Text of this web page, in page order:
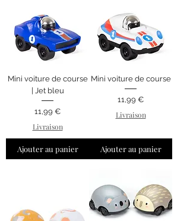
Mini voiture de course
| Jet bleu
Prix
11,99 €
Livraison
Ajouter au panier
Mini voiture de course
Prix
11,99 €
Livraison
Ajouter au panier